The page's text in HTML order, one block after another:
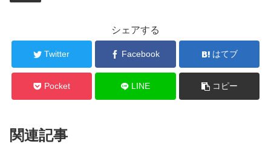
シェアする
Twitter Facebook はてブ
Pocket LINE コピー
関連記事